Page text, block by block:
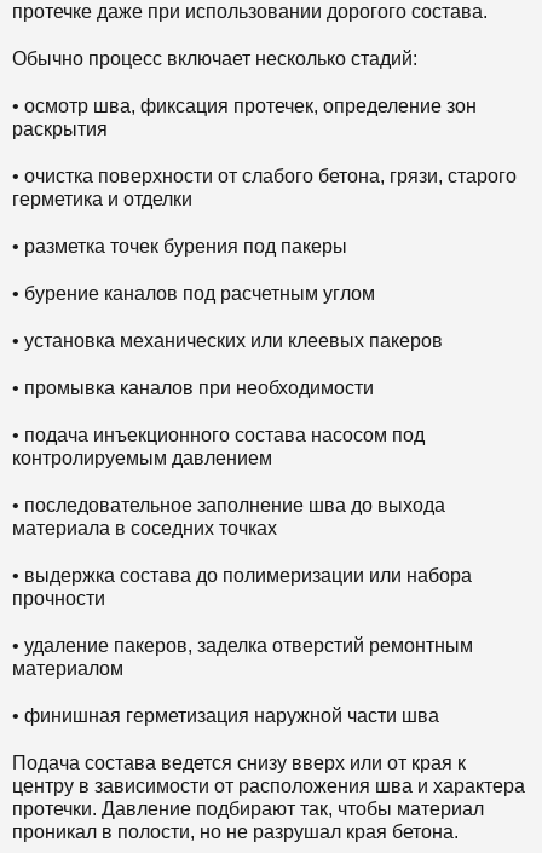
протечке даже при использовании дорогого состава.
Обычно процесс включает несколько стадий:
• осмотр шва, фиксация протечек, определение зон
раскрытия
• очистка поверхности от слабого бетона, грязи, старого
герметика и отделки
• разметка точек бурения под пакеры
• бурение каналов под расчетным углом
• установка механических или клеевых пакеров
• промывка каналов при необходимости
• подача инъекционного состава насосом под
контролируемым давлением
• последовательное заполнение шва до выхода
материала в соседних точках
• выдержка состава до полимеризации или набора
прочности
• удаление пакеров, заделка отверстий ремонтным
материалом
• финишная герметизация наружной части шва
Подача состава ведется снизу вверх или от края к
центру в зависимости от расположения шва и характера
протечки. Давление подбирают так, чтобы материал
проникал в полости, но не разрушал края бетона.